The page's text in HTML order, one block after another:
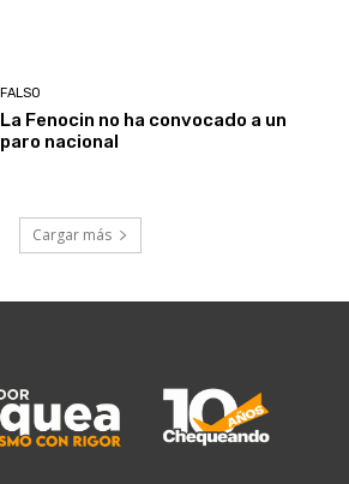
FALSO
La Fenocin no ha convocado a un
paro nacional
Cargar más